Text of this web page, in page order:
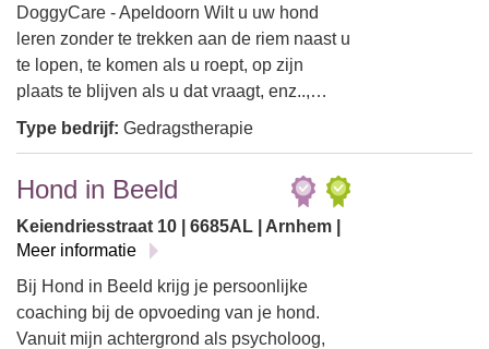
DoggyCare - Apeldoorn Wilt u uw hond
leren zonder te trekken aan de riem naast u
te lopen, te komen als u roept, op zijn
plaats te blijven als u dat vraagt, enz..,…
Type bedrijf: Gedragstherapie
Hond in Beeld
Keiendriesstraat 10 | 6685AL | Arnhem |
Meer informatie
Bij Hond in Beeld krijg je persoonlijke
coaching bij de opvoeding van je hond.
Vanuit mijn achtergrond als psycholoog,